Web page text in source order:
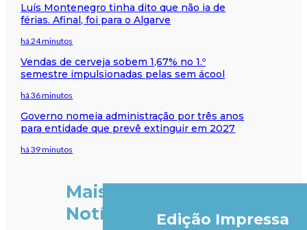
Luís Montenegro tinha dito que não ia de
férias. Afinal, foi para o Algarve
há 24 minutos
Vendas de cerveja sobem 1,67% no 1.º
semestre impulsionadas pelas sem ácool
há 36 minutos
Governo nomeia administração por três anos
para entidade que prevê extinguir em 2027
há 39 minutos
Mais
Notícias
Edição Impressa